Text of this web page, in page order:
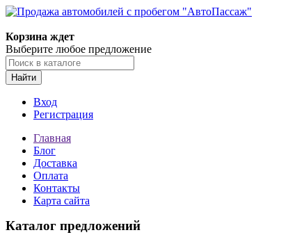
Корзина ждет
Выберите любое предложение
Найти
Вход
Регистрация
Главная
Блог
Доставка
Оплата
Контакты
Карта сайта
Каталог предложений